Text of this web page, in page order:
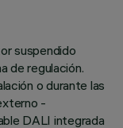
suspendido
de regulación.
o durante las
-
DALI integrada